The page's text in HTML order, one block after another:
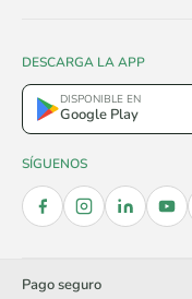
DESCARGA LA APP
DISPONIBLE EN
Google Play
SÍGUENOS
Pago seguro